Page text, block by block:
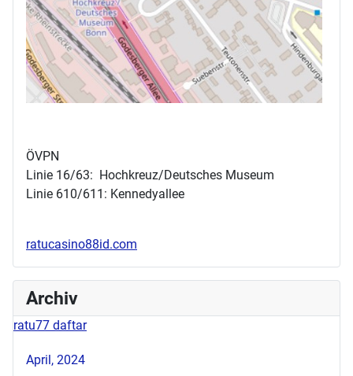
ÖVPN
Linie 16/63: Hochkreuz/Deutsches Museum
Linie 610/611: Kennedyallee
ratucasino88id.com
Archiv
ratu77 daftar
April, 2024